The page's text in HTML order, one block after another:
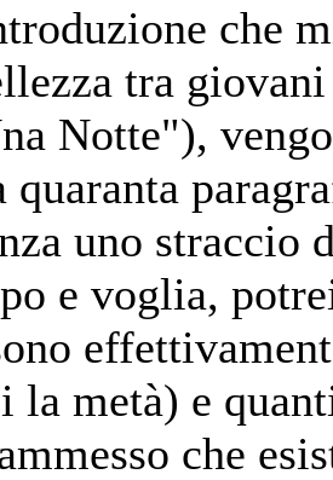
che
tra
Notte"),
quaranta
uno straccio
e voglia,
la metà) e
che